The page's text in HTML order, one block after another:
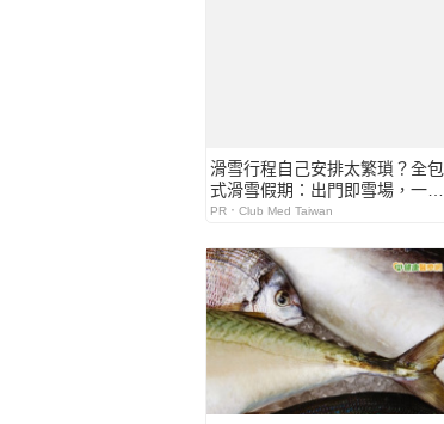
滑雪行程自己安排太繁瑣？全包
式滑雪假期：出門即雪場，一價
全包不怕預算爆表！
PR．Club Med Taiwan